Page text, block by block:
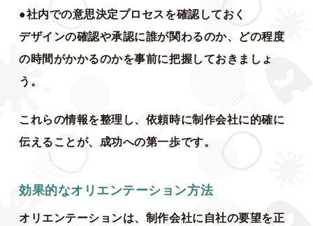
●社内での意思決定プロセスを確認しておく
デザインの確認や承認に誰が関わるのか、どの程度
の時間がかかるのかを事前に把握しておきましょ
う。
これらの情報を整理し、依頼時に制作会社に的確に
伝えることが、成功への第一歩です。
効果的なオリエンテーション方法
オリエンテーションは、制作会社に自社の要望を正